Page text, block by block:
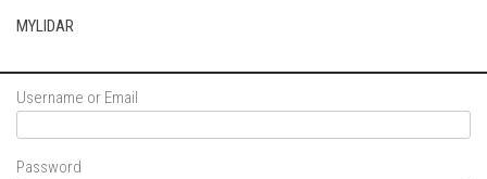
MYLIDAR
Username or Email
Password